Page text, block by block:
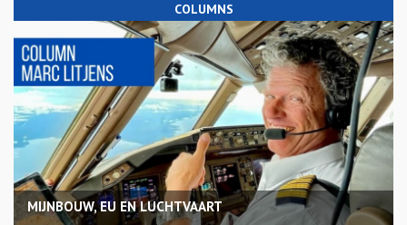
COLUMNS
MIJNBOUW, EU EN LUCHTVAART